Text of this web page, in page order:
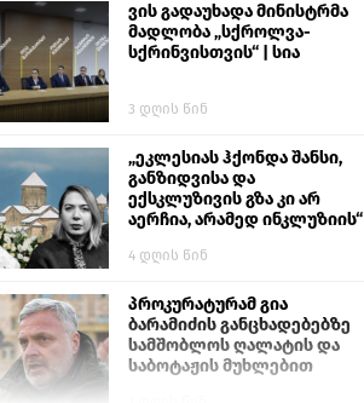
ვის გადაუხადა მინისტრმა
მადლობა „სქროლვა-
სქრინვისთვის“ | სია
3 დღის წინ
„ეკლესიას ჰქონდა შანსი,
განზიდვისა და
ექსკლუზივის გზა კი არ
აერჩია, არამედ ინკლუზიის“
4 დღის წინ
პროკურატურამ გია
ბარამიძის განცხადებებზე
სამშობლოს ღალატის და
საბოტაჟის მუხლებით